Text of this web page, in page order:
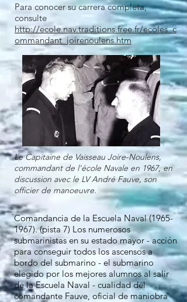
Para conocer su carrera completa,
consulte
http://ecole.nav.traditions.free.fr/ecoles_c
ommandant_joirenoulens.htm
Le Capitaine de Vaisseau Joire-Noulens,
commandant de l'école Navale en 1967, en
discussion avec le LV André Fauve, son
officier de manoeuvre.
Comandancia de la Escuela Naval(1965-
1967). (pista 7) Los numerosos
submarinistas en su estado mayor - acción
para conseguir todos los ascensos a
bordo del submarino - el submarino
elegido por los mejores alumnos al salir
de la Escuela Naval - cualidad del
comandante Fauve, oficial de maniobra